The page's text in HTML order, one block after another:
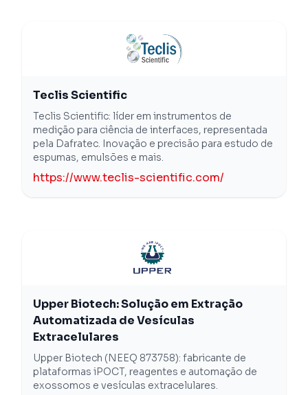
Teclis Scientific
Teclis Scientific: líder em instrumentos de
medição para ciência de interfaces, representada
pela Dafratec. Inovação e precisão para estudo de
espumas, emulsões e mais.
https://www.teclis-scientific.com/
Upper Biotech: Solução em Extração
Automatizada de Vesículas
Extracelulares
Upper Biotech (NEEQ 873758): fabricante de
plataformas iPOCT, reagentes e automação de
exossomos e vesículas extracelulares.